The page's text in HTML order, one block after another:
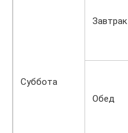
Суббота
Завтрак
Обед